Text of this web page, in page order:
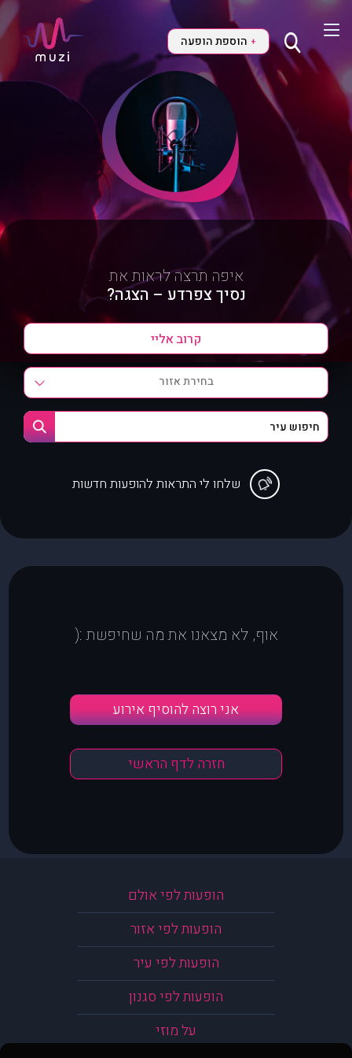
+ הוספת הופעה
איפה תרצה לראות את
נסיך צפרדע – הצגה?
בחירת אזור
שלחו לי התראות להופעות חדשות
אוף, לא מצאנו את מה שחיפשת :(
אני רוצה להוסיף אירוע
חזרה לדף הראשי
הופעות לפי אולם
הופעות לפי אזור
הופעות לפי עיר
הופעות לפי סגנון
על מוזי